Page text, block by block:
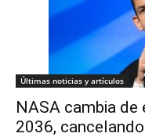
Últimas noticias y artículos
NASA cambia de
2036,